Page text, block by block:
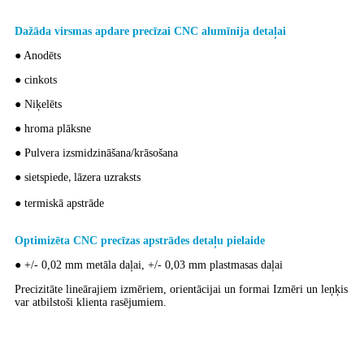
Dažāda virsmas apdare precīzai CNC alumīnija detaļai
● Anodēts
● cinkots
● Niķelēts
● hroma plāksne
● Pulvera izsmidzināšana/krāsošana
● sietspiede, lāzera uzraksts
● termiskā apstrāde
Optimizēta CNC precīzas apstrādes detaļu pielaide
● +/- 0,02 mm metāla daļai, +/- 0,03 mm plastmasas daļai
Precizitāte lineārajiem izmēriem, orientācijai un formai Izmēri un leņķis
var atbilstoši klienta rasējumiem.